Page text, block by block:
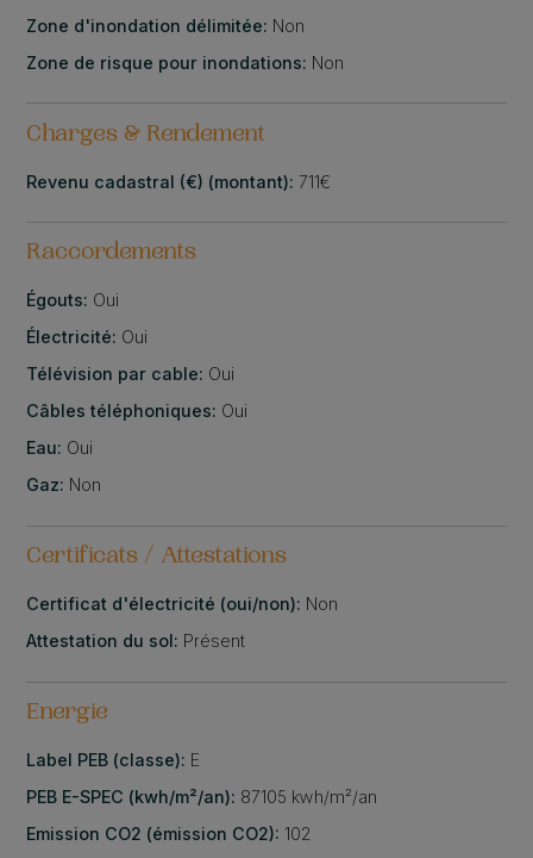
Zone d'inondation délimitée: Non
Zone de risque pour inondations: Non
Charges & Rendement
Revenu cadastral (€) (montant):711€
Raccordements
Égouts: Oui
Électricité: Oui
Télévision par cable: Oui
Câbles téléphoniques: Oui
Eau: Oui
Gaz: Non
Certificats / Attestations
Certificat d'électricité (oui/non): Non
Attestation du sol: Présent
Energie
Label PEB (classe): E
PEB E-SPEC (kwh/m²/an): 87105 kwh/m²/an
Emission CO2 (émission CO2): 102